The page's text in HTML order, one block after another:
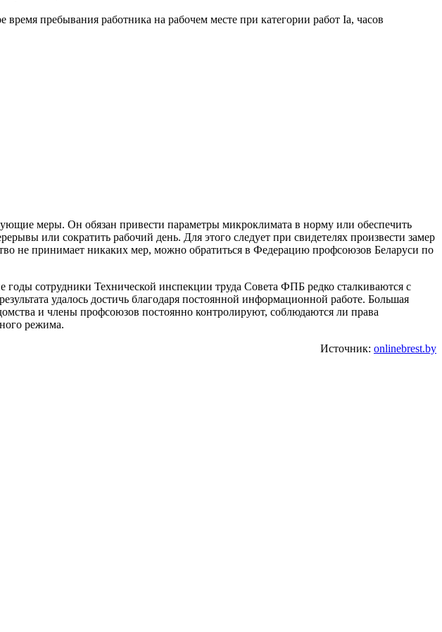
время пребывания работника на рабочем месте при категории работ Ia, часов
меры. Он обязан привести параметры микроклимата в норму или обеспечить
или сократить рабочий день. Для этого следует при свидетелях произвести замер
не принимает никаких мер, можно обратиться в Федерацию профсоюзов Беларуси по
сотрудники Технической инспекции труда Совета ФПБ редко сталкиваются с
удалось достичь благодаря постоянной информационной работе. Большая
и члены профсоюзов постоянно контролируют, соблюдаются ли права
режима.
Источник: onlinebrest.by